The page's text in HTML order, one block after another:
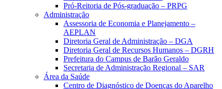
Pró-Reitoria de Pós-graduação – PRPG
Administração
Assessoria de Economia e Planejamento –
AEPLAN
Diretoria Geral de Administração – DGA
Diretoria Geral de Recursos Humanos – DGRH
Prefeitura do Campus de Barão Geraldo
Secretaria de Administração Regional – SAR
Área da Saúde
Centro de Diagnóstico de Doenças do Aparelho